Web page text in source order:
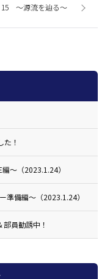
15 〜源流を辿る〜
た！
〜（2023.1.24）
準備編〜（2023.1.24）
部員勧誘中！